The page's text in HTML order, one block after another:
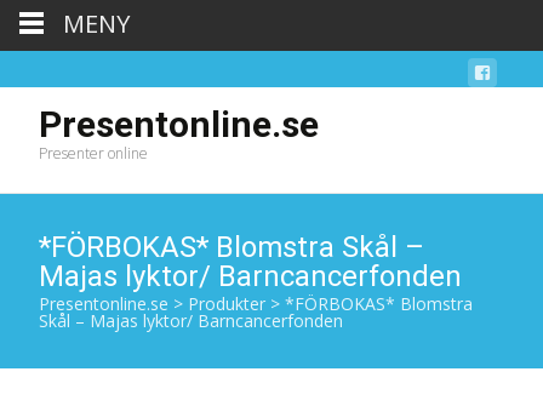
Presentonline.se
Presenter online
*FÖRBOKAS* Blomstra Skål –
Majas lyktor/ Barncancerfonden
Presentonline.se > Produkter > *FÖRBOKAS* Blomstra
Skål – Majas lyktor/ Barncancerfonden
MENY